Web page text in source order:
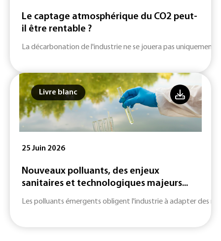
Le captage atmosphérique du CO2 peut-
il être rentable ?
La décarbonation de l'industrie ne se jouera pas uniquement
Livre blanc
25 Juin 2026
Nouveaux polluants, des enjeux
sanitaires et technologiques majeurs...
Les polluants émergents obligent l'industrie à adapter des